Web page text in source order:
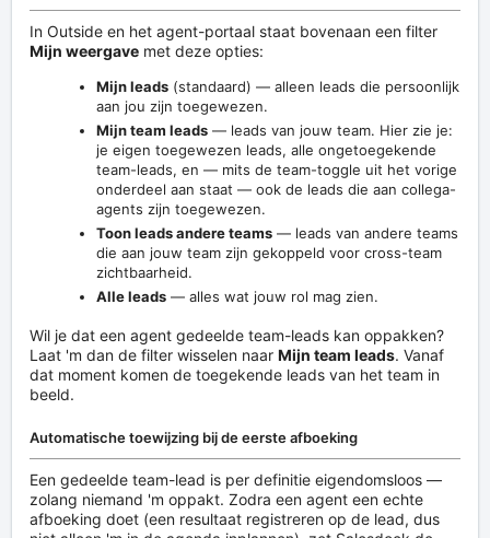
In Outside en het agent-portaal staat bovenaan een filter
Mijn weergave met deze opties:
Mijn leads (standaard) — alleen leads die persoonlijk
aan jou zijn toegewezen.
Mijn team leads — leads van jouw team. Hier zie je:
je eigen toegewezen leads, alle ongetoegekende
team-leads, en — mits de team-toggle uit het vorige
onderdeel aan staat — ook de leads die aan collega-
agents zijn toegewezen.
Toon leads andere teams — leads van andere teams
die aan jouw team zijn gekoppeld voor cross-team
zichtbaarheid.
Alle leads — alles wat jouw rol mag zien.
Wil je dat een agent gedeelde team-leads kan oppakken?
Laat 'm dan de filter wisselen naar Mijn team leads. Vanaf
dat moment komen de toegekende leads van het team in
beeld.
Automatische toewijzing bij de eerste afboeking
Een gedeelde team-lead is per definitie eigendomsloos —
zolang niemand 'm oppakt. Zodra een agent een echte
afboeking doet (een resultaat registreren op de lead, dus